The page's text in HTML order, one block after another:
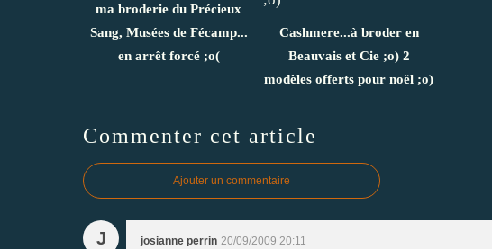
ma broderie du Précieux
Sang, Musées de Fécamp...
en arrêt forcé ;o(
Cashmere...à broder en
Beauvais et Cie ;o) 2
modèles offerts pour noël ;o)
Commenter cet article
Ajouter un commentaire
J josianne perrin 20/09/2009 20:11